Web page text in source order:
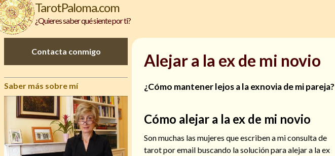
TarotPaloma.com
¿Quieres saber qué siente por ti?
Contacta conmigo
Saber más sobre mí
Alejar a la ex de mi novio
¿Cómo mantener lejos a la exnovia de mi pareja?
Cómo alejar a la ex de mi novio
Son muchas las mujeres que escriben a mi consulta de
tarot por email buscando la solución para alejar a la ex